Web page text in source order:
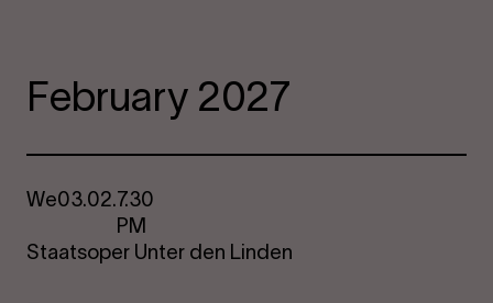
February 2027
We03.02.7.30
PM
Staatsoper Unter den Linden